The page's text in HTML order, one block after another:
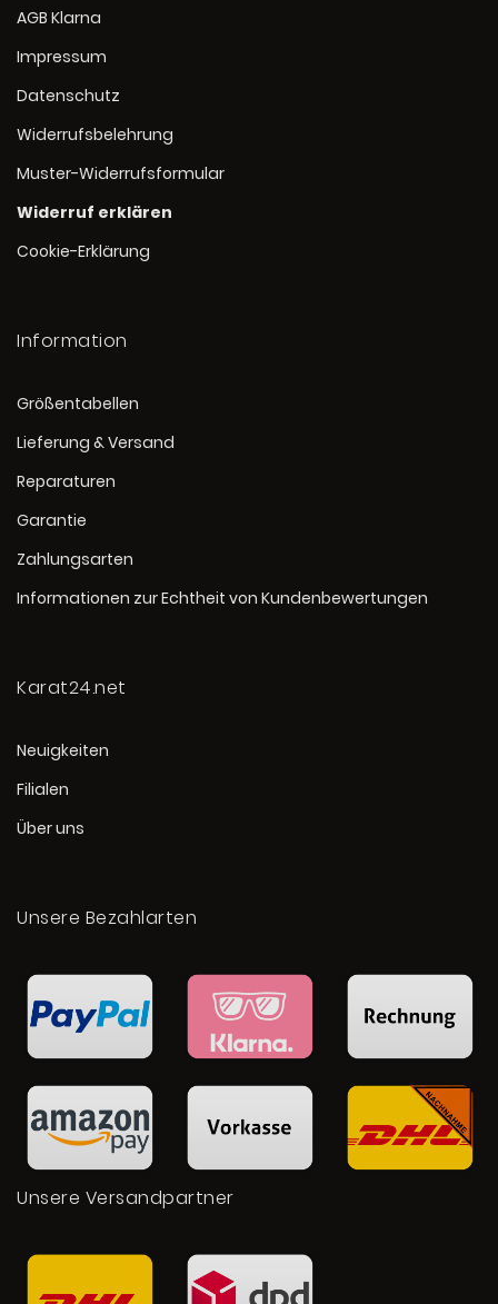
AGB Klarna
Impressum
Datenschutz
Widerrufsbelehrung
Muster-Widerrufsformular
Widerruf erklären
Cookie-Erklärung
Information
Größentabellen
Lieferung & Versand
Reparaturen
Garantie
Zahlungsarten
Informationen zur Echtheit von Kundenbewertungen
Karat24.net
Neuigkeiten
Filialen
Über uns
Unsere Bezahlarten
Unsere Versandpartner